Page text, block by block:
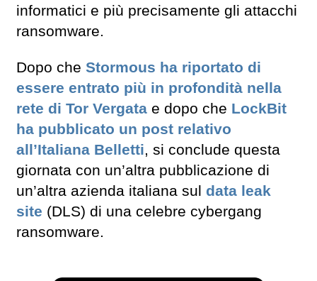
informatici e più precisamente gli attacchi
ransomware.
Dopo che Stormous ha riportato di
essere entrato più in profondità nella
rete di Tor Vergata e dopo che LockBit
ha pubblicato un post relativo
all’Italiana Belletti, si conclude questa
giornata con un’altra pubblicazione di
un’altra azienda italiana sul data leak
site (DLS) di una celebre cybergang
ransomware.